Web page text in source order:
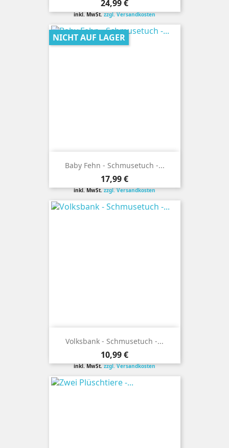
Preis
24,99 €
inkl. MwSt.zzgl. Versandkosten
Baby Fehn - Schmusetuch -...
Preis
17,99 €
inkl. MwSt.zzgl. Versandkosten
NICHT AUF LAGER
Volksbank - Schmusetuch -...
Preis
10,99 €
inkl. MwSt.zzgl. Versandkosten